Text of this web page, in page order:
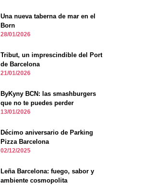
Una nueva taberna de mar en el
Born
28/01/2026
Tribut, un imprescindible del Port
de Barcelona
21/01/2026
ByKyny BCN: las smashburgers
que no te puedes perder
13/01/2026
Décimo aniversario de Parking
Pizza Barcelona
02/12/2025
Leña Barcelona: fuego, sabor y
ambiente cosmopolita